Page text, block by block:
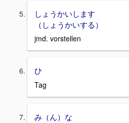
しょうかいします
（しょうかいする）
jmd. vorstellen
ひ
Tag
み（ん）な